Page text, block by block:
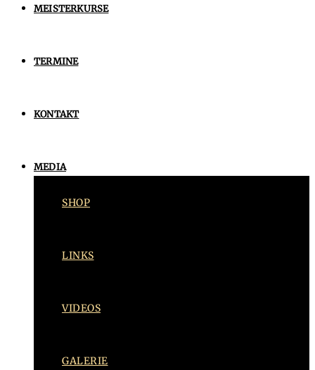
MEISTERKURSE
TERMINE
KONTAKT
MEDIA
SHOP
LINKS
VIDEOS
GALERIE